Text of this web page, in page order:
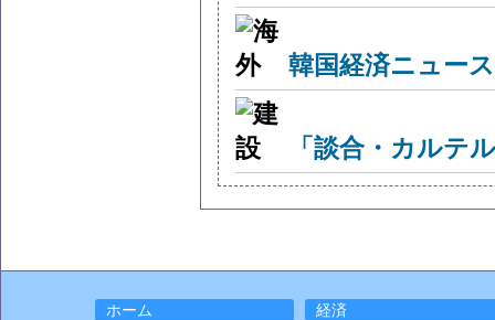
韓国経済ニュー
「談合・カルテ
ホーム 経済